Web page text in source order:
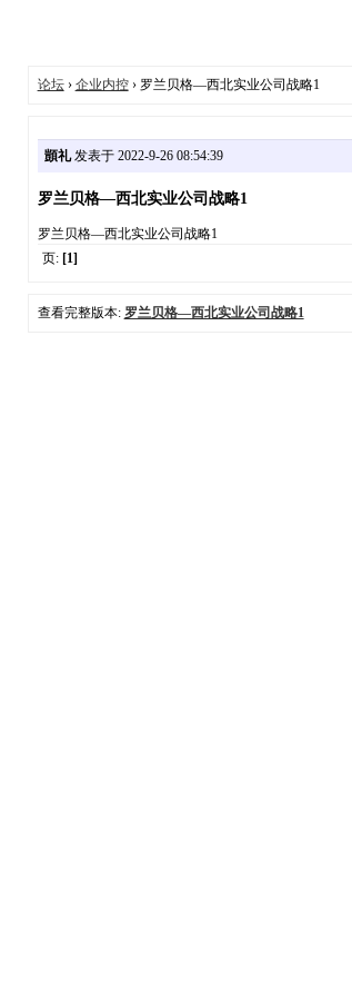
论坛› 企业内控› 罗兰贝格—西北实业公司战略1
顗礼发表于 2022-9-26 08:54:39
罗兰贝格—西北实业公司战略1
罗兰贝格—西北实业公司战略1
页: [1]
查看完整版本: 罗兰贝格—西北实业公司战略1